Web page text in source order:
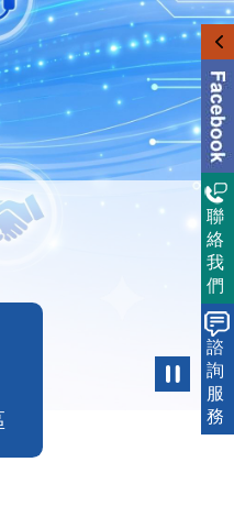
聯
絡
我
們
諮
詢
服
務